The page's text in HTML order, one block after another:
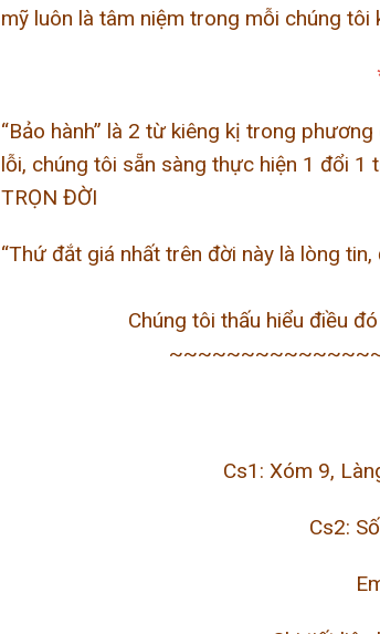
mỹ luôn là tâm niệm trong mỗi chúng tôi
“Bảo hành” là 2 từ kiêng kị trong
lỗi, chúng tôi sẵn sàng thực hiện 1 đổi 1
TRỌN ĐỜI
“Thứ đắt giá nhất trên đời này là lòng
Chúng tôi thấu hiểu điều
Cs1: Xóm 9,
Cs2: